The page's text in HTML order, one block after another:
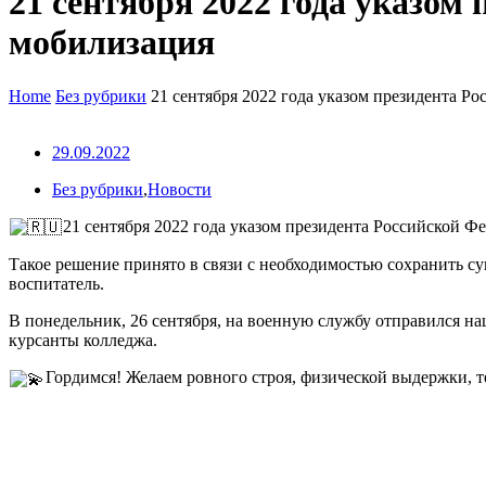
мобилизация
Home Без рубрики 21 сентября 2022 года указом президента
29.09.2022
Без рубрики,Новости
21 сентября 2022 года указом президента Российской
Такое решение принято в связи с необходимостью сохранить
воспитатель.
В понедельник, 26 сентября, на военную службу отправился
курсанты колледжа.
Гордимся! Желаем ровного строя, физической выдержки,